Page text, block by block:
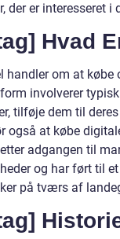
der er interesseret i
Hvad
handler om at
involverer
tilføje dem til
også at købe
adgangen til
og har ført til
på tværs af